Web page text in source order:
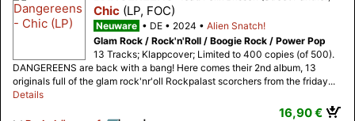
Chic (LP, FOC)
Neuware DE 2024
Alien Snatch!
Glam Rock / Rock'n'Roll / Boogie Rock / Power Pop
13 Tracks; Klappcover; Limited to 400 copies (of 500).
DANGEREENS are back with a bang! Here comes their 2nd album, 13
originals full of the glam rock'nr'oll Rockpalast scorchers from the friday...
Details
16,90 €